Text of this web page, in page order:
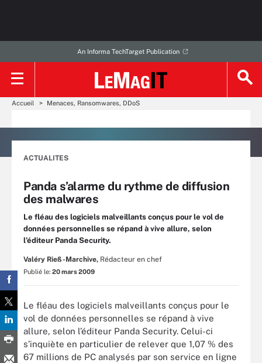
An Informa TechTarget Publication
Accueil Menaces, Ransomwares, DDoS
ACTUALITES
Panda s’alarme du rythme de diffusion
des malwares
Le fléau des logiciels malveillants conçus pour le vol de
données personnelles se répand à vive allure, selon
l’éditeur Panda Security.
Valéry Rieß-Marchive, Rédacteur en chef
Publié le: 20 mars 2009
Le fléau des logiciels malveillants conçus pour le
vol de données personnelles se répand à vive
allure, selon l’éditeur Panda Security. Celui-ci
s’inquiète en particulier de relever que 1,07 % des
67 millions de PC analysés par son service en ligne